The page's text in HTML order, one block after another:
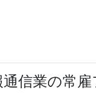
通信業の常